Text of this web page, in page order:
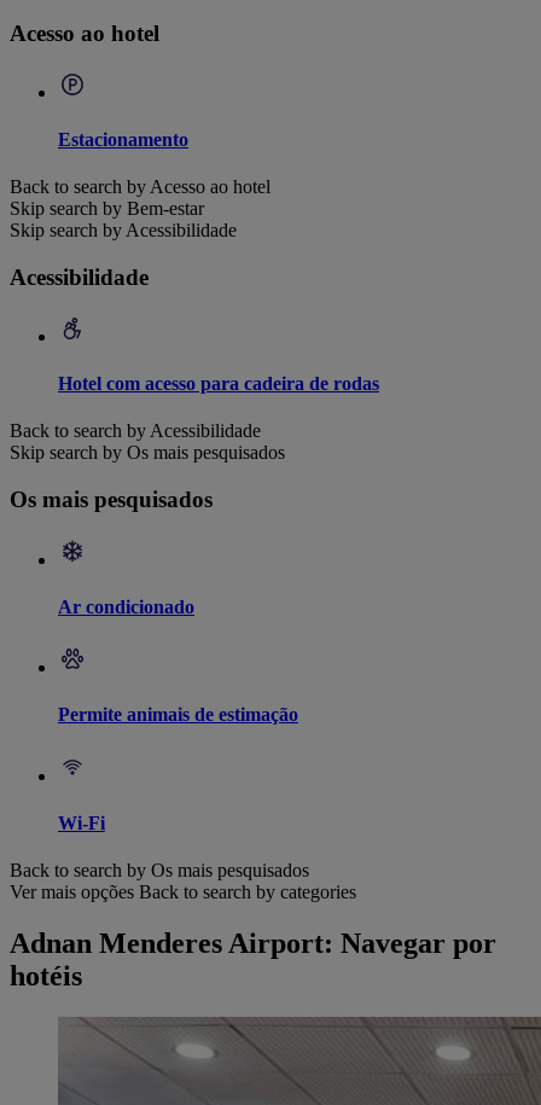
Acesso ao hotel
Estacionamento
Back to search by Acesso ao hotel
Skip search by Bem-estar
Skip search by Acessibilidade
Acessibilidade
Hotel com acesso para cadeira de rodas
Back to search by Acessibilidade
Skip search by Os mais pesquisados
Os mais pesquisados
Ar condicionado
Permite animais de estimação
Wi-Fi
Back to search by Os mais pesquisados
Ver mais opções Back to search by categories
Adnan Menderes Airport: Navegar por
hotéis